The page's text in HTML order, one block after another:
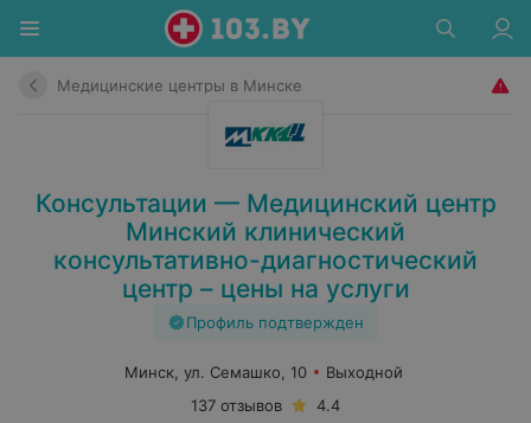
Медицинские центры в Минске
Консультации — Медицинский центр
Минский клинический
консультативно-диагностический
центр – цены на услуги
Профиль подтвержден
Минск, ул. Семашко, 10
Выходной
137 отзывов
4.4